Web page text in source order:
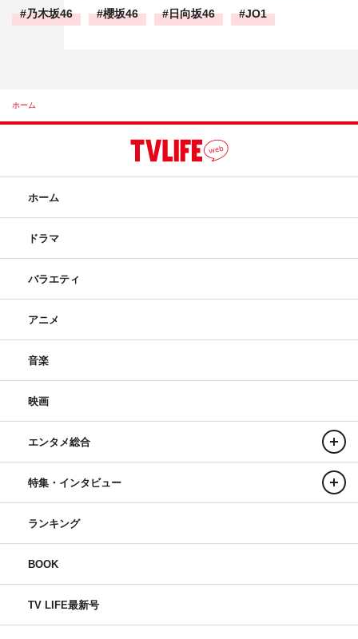
乃木坂46 櫻坂46 日向坂46 JO1
ホーム
ホーム
ドラマ
バラエティ
アニメ
音楽
映画
エンタメ総合
特集・インタビュー
ランキング
BOOK
TV LIFE最新号